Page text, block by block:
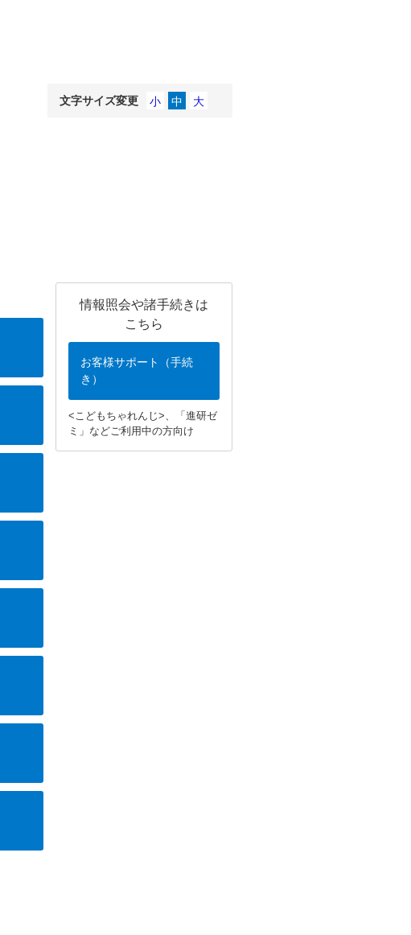
文字サイズ変更
情報照会や諸手続きは
こちら
お客様サポート（手続
き）
<こどもちゃれんじ>、「進研ゼ
ミ」などご利用中の方向け